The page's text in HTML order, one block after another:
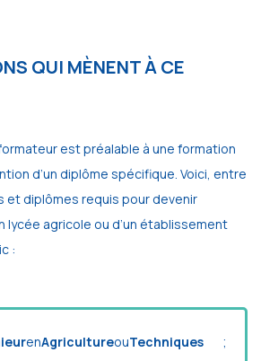
QUI MÈNENT À CE
est préalable à une formation
d’un diplôme spécifique. Voici, entre
et diplômes requis pour devenir
lycée agricole ou d’un établissement
:
enAgricultureouTechniques
;